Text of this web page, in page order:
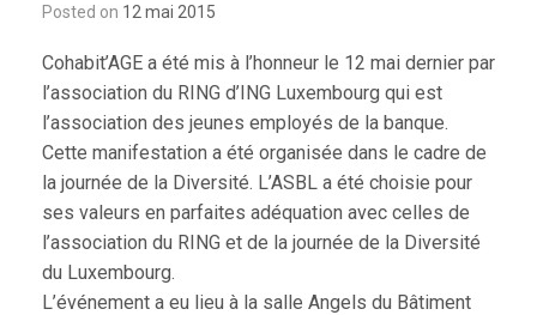
Posted on 12 mai 2015
Cohabit’AGE a été mis à l’honneur le 12 mai dernier par
l’association du RING d’ING Luxembourg qui est
l’association des jeunes employés de la banque.
Cette manifestation a été organisée dans le cadre de
la journée de la Diversité. L’ASBL a été choisie pour
ses valeurs en parfaites adéquation avec celles de
l’association du RING et de la journée de la Diversité
du Luxembourg.
L’événement a eu lieu à la salle Angels du Bâtiment